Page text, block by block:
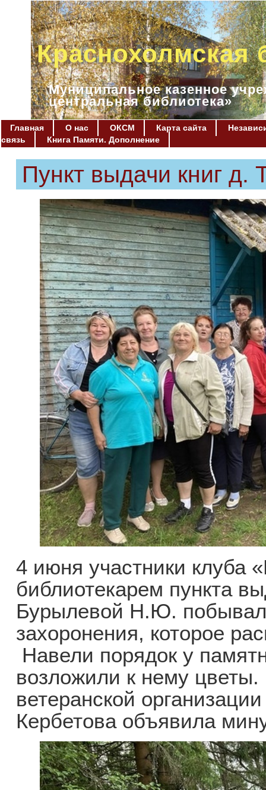
Краснохолмская
Муниципальное казенное
центральная библиотека»
Главная О нас ОКСМ Карта сайта
связь
Книга Памяти. Дополнение
Пункт выдачи книг д.
4 июня участники клуба
библиотекарем пункта
Бурылевой Н.Ю.
захоронения, которое
Навели порядок у
возложили к нему
ветеранской
Кербетова объявила